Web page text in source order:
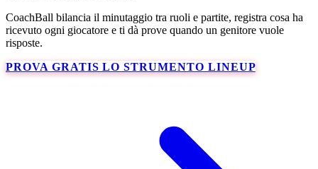
CoachBall bilancia il minutaggio tra ruoli e partite, registra cosa ha
ricevuto ogni giocatore e ti dà prove quando un genitore vuole
risposte.
PROVA GRATIS LO STRUMENTO LINEUP